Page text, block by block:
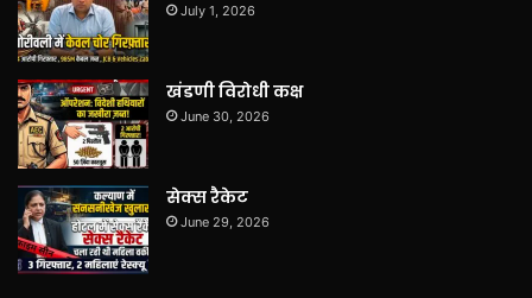
July 1, 2026
खंडणी विरोधी कक्ष
June 30, 2026
सेक्स रैकेट
June 29, 2026